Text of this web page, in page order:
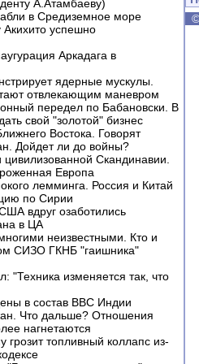
А.Атамбаеву)
в Средиземное море
успешно
Аркадага в
ядерные мускулы.
отвлекающим маневром
передел по Бабановски. В
свой "золотой" бизнес
Востока. Говорят
Дойдет ли до войны?
цивилизованной Скандинавии.
Европа
лемминга. Россия и Китай
по Сирии
вдруг озаботились
в ЦА
неизвестными. Кто и
СИЗО ГКНБ "гаишника"
"Техника изменяется так, что
в состав ВВС Индии
Что дальше? Отношения
нагнетаются
грозит топливный коллапс из-
©